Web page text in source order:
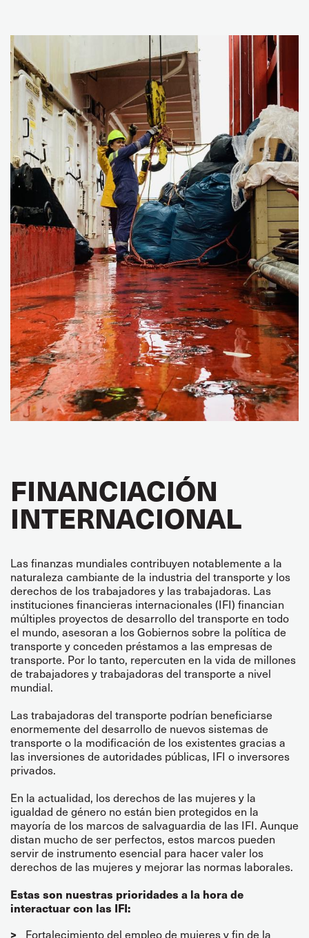
FINANCIACIÓN
INTERNACIONAL
Las finanzas mundiales contribuyen notablemente a la
naturaleza cambiante de la industria del transporte y los
derechos de los trabajadores y las trabajadoras. Las
instituciones financieras internacionales (IFI) financian
múltiples proyectos de desarrollo del transporte en todo
el mundo, asesoran a los Gobiernos sobre la política de
transporte y conceden préstamos a las empresas de
transporte. Por lo tanto, repercuten en la vida de millones
de trabajadores y trabajadoras del transporte a nivel
mundial.
Las trabajadoras del transporte podrían beneficiarse
enormemente del desarrollo de nuevos sistemas de
transporte o la modificación de los existentes gracias a
las inversiones de autoridades públicas, IFI o inversores
privados.
En la actualidad, los derechos de las mujeres y la
igualdad de género no están bien protegidos en la
mayoría de los marcos de salvaguardia de las IFI. Aunque
distan mucho de ser perfectos, estos marcos pueden
servir de instrumento esencial para hacer valer los
derechos de las mujeres y mejorar las normas laborales.
Estas son nuestras prioridades a la hora de
interactuar con las IFI:
Fortalecimiento del empleo de mujeres y fin de la